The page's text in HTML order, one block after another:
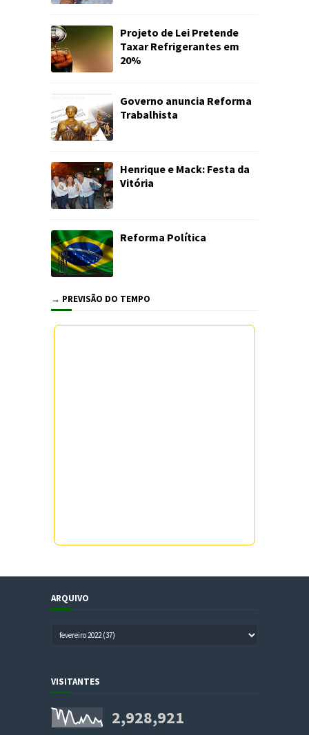
Projeto de Lei Pretende
Taxar Refrigerantes em
20%
Governo anuncia Reforma
Trabalhista
Henrique e Mack: Festa da
Vitória
Reforma Política
→ PREVISÃO DO TEMPO
ARQUIVO
VISITANTES
2,928,921